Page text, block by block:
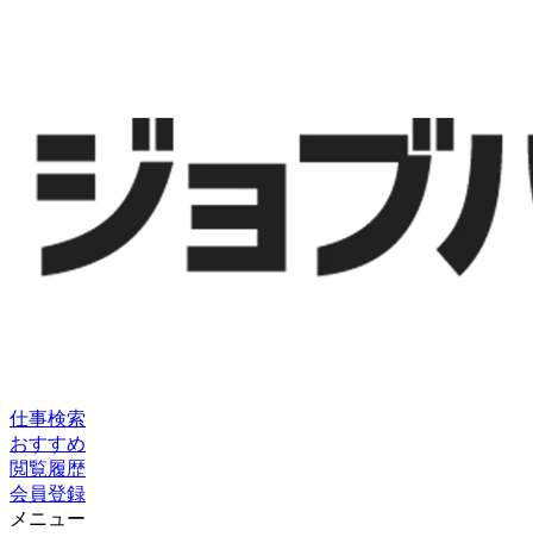
仕事検索
おすすめ
閲覧履歴
会員登録
メニュー